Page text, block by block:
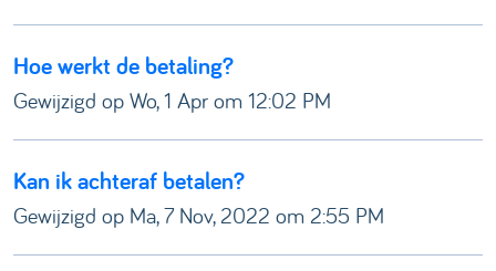
Hoe werkt de betaling?
Gewijzigd op Wo, 1 Apr om 12:02 PM
Kan ik achteraf betalen?
Gewijzigd op Ma, 7 Nov, 2022 om 2:55 PM